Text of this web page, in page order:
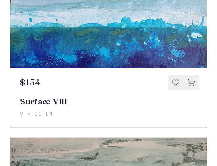
$154
Surface VIII
9 × 11 IN